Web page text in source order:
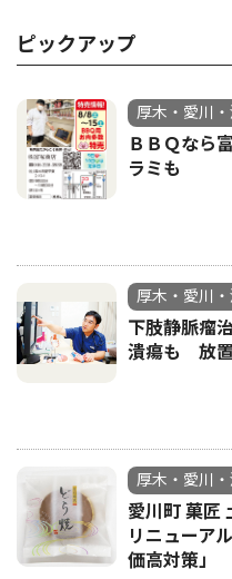
ピックアップ
厚木・愛川・
ＢＢＱなら
ラミも
厚木・愛川・
下肢静脈瘤
潰瘍も 放置
厚木・愛川・
愛川町 菓
リニューア
価高対策」